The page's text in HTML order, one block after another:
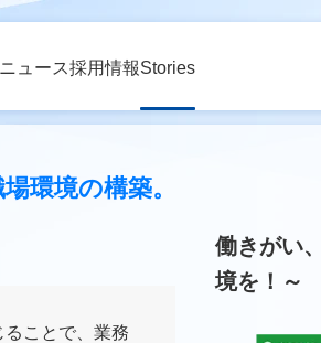
ニュース採用情報Stories
環境の構築。
ことで、業務
働きがい
境を！～